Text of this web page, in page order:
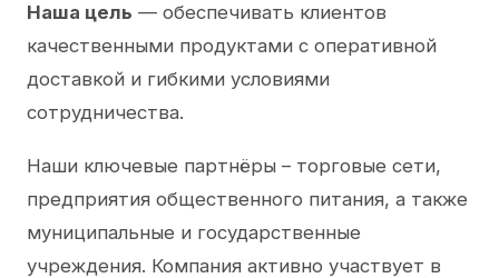
Наша цель — обеспечивать клиентов
качественными продуктами с оперативной
доставкой и гибкими условиями
сотрудничества.
Наши ключевые партнёры – торговые сети,
предприятия общественного питания, а также
муниципальные и государственные
учреждения. Компания активно участвует в